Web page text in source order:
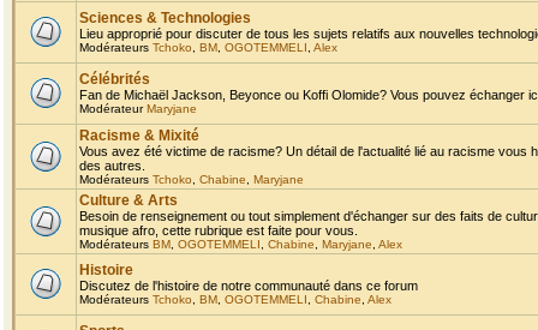
Sciences & Technologies
Lieu approprié pour discuter de tous les sujets relatifs aux nouvelles
Modérateurs Tchoko BM OGOTEMMELI Alex
Célébrités
Fan de Michaël Jackson, Beyonce ou Koffi Olomide? Vous pouvez échanger
ModérateurMaryjane
Racisme & Mixité
Vous avez été victime de racisme? Un détail de l'actualité lié au racisme
des autres.
Modérateurs Tchoko Chabine Maryjane
Culture & Arts
Besoin de renseignement ou tout simplement d'échanger sur des faits de
musique afro, cette rubrique est faite pour vous.
Modérateurs BM OGOTEMMELI Chabine Maryjane Alex
Histoire
Discutez de l'histoire de notre communauté dans ce forum
Modérateurs Tchoko BM OGOTEMMELI Chabine Alex